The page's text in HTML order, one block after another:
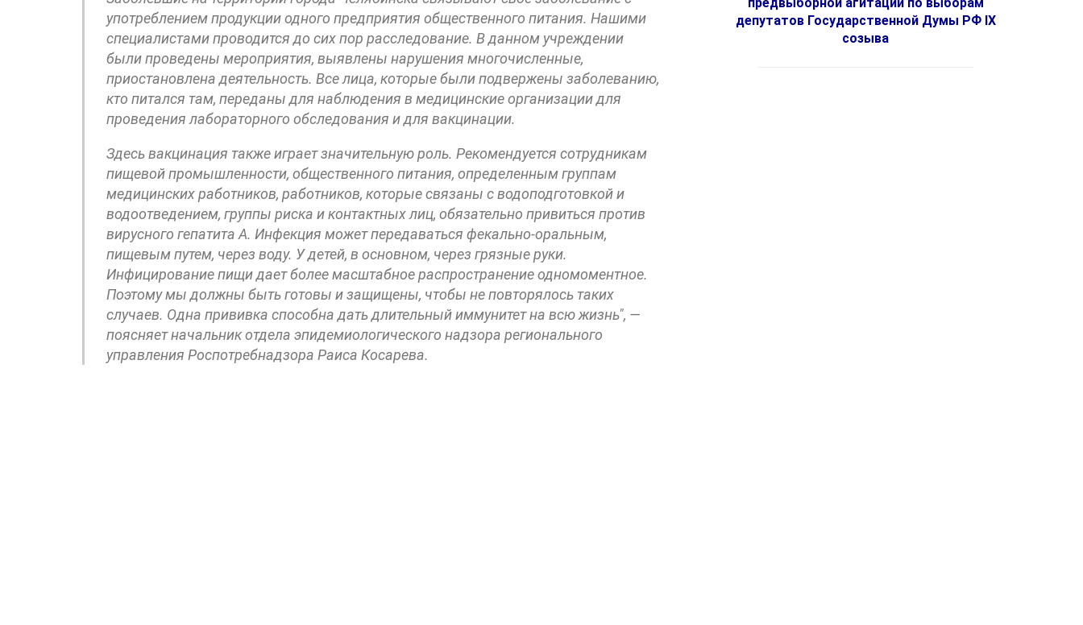
употреблением продукции одного предприятия общественного питания. Нашими
специалистами проводится до сих пор расследование. В данном учреждении
были проведены мероприятия, выявлены нарушения многочисленные,
приостановлена деятельность. Все лица, которые были подвержены заболеванию,
кто питался там, переданы для наблюдения в медицинские организации для
проведения лабораторного обследования и для вакцинации.
Здесь вакцинация также играет значительную роль. Рекомендуется сотрудникам
пищевой промышленности, общественного питания, определенным группам
медицинских работников, работников, которые связаны с водоподготовкой и
водоотведением, группы риска и контактных лиц, обязательно привиться против
вирусного гепатита А. Инфекция может передаваться фекально-оральным,
пищевым путем, через воду. У детей, в основном, через грязные руки.
Инфицирование пищи дает более масштабное распространение одномоментное.
Поэтому мы должны быть готовы и защищены, чтобы не повторялось таких
случаев. Одна прививка способна дать длительный иммунитет на всю жизнь", —
поясняет начальник отдела эпидемиологического надзора регионального
управления Роспотребнадзора Раиса Косарева.
депутатов Государственной Думы РФ IX
созыва